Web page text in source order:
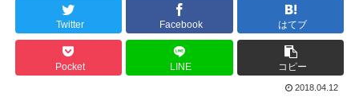
Twitter Facebook はてブ
Pocket LINE コピー
2018.04.12